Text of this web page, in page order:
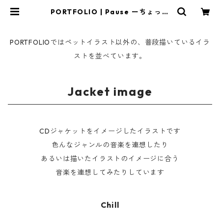
PORTFOLIO | Pause ーちょっぴ
PORTFOLIOではペットイラスト以外の、普段描いているイラ
ストを並べています。
Jacket image
CDジャケットをイメージしたイラストです
色んなジャンルの音楽を連想したり
あるいは描いたイラストのイメージに合う
音楽を連想してみたりしています
Chill